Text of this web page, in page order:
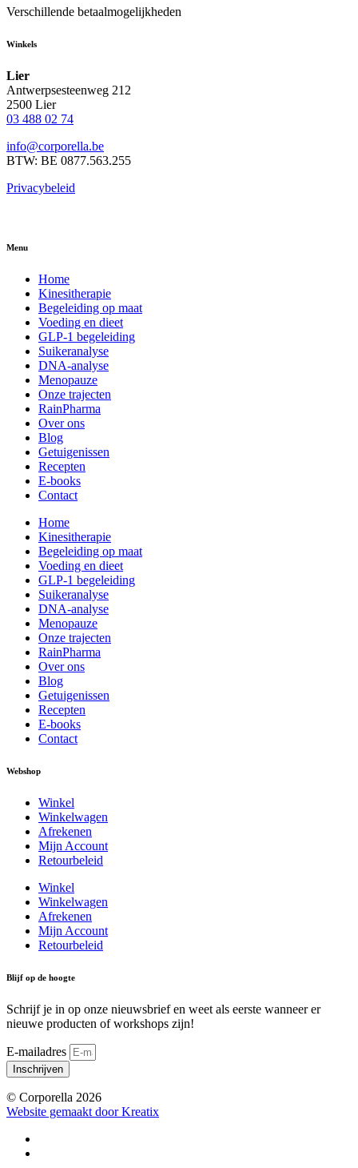
Verschillende betaalmogelijkheden
Winkels
Lier
Antwerpsesteenweg 212
2500 Lier
03 488 02 74
info@corporella.be
BTW: BE 0877.563.255
Privacybeleid
Menu
Home
Kinesitherapie
Begeleiding op maat
Voeding en dieet
GLP-1 begeleiding
Suikeranalyse
DNA-analyse
Menopauze
Onze trajecten
RainPharma
Over ons
Blog
Getuigenissen
Recepten
E-books
Contact
Home
Kinesitherapie
Begeleiding op maat
Voeding en dieet
GLP-1 begeleiding
Suikeranalyse
DNA-analyse
Menopauze
Onze trajecten
RainPharma
Over ons
Blog
Getuigenissen
Recepten
E-books
Contact
Webshop
Winkel
Winkelwagen
Afrekenen
Mijn Account
Retourbeleid
Winkel
Winkelwagen
Afrekenen
Mijn Account
Retourbeleid
Blijf op de hoogte
Schrijf je in op onze nieuwsbrief en weet als eerste wanneer er
nieuwe producten of workshops zijn!
E-mailadres
Inschrijven
© Corporella 2026
Website gemaakt door Kreatix